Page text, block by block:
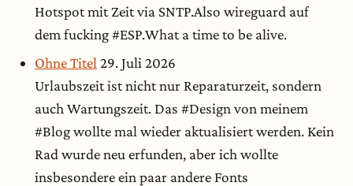
Hotspot mit Zeit via SNTP.Also wireguard auf
dem fucking #ESP.What a time to be alive.
Ohne Titel 29. Juli 2026
Urlaubszeit ist nicht nur Reparaturzeit, sondern
auch Wartungszeit. Das #Design von meinem
#Blog wollte mal wieder aktualisiert werden. Kein
Rad wurde neu erfunden, aber ich wollte
insbesondere ein paar andere Fonts